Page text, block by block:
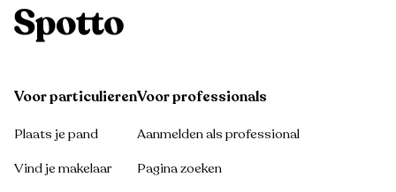
Voor particulieren
Plaats je pand
Vind je makelaar
Voor professionals
Aanmelden als professional
Pagina zoeken